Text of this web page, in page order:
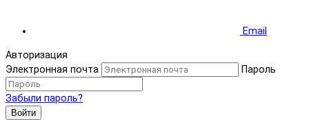
Email
Авторизация
Электронная почта
Пароль
Забыли пароль?
Войти